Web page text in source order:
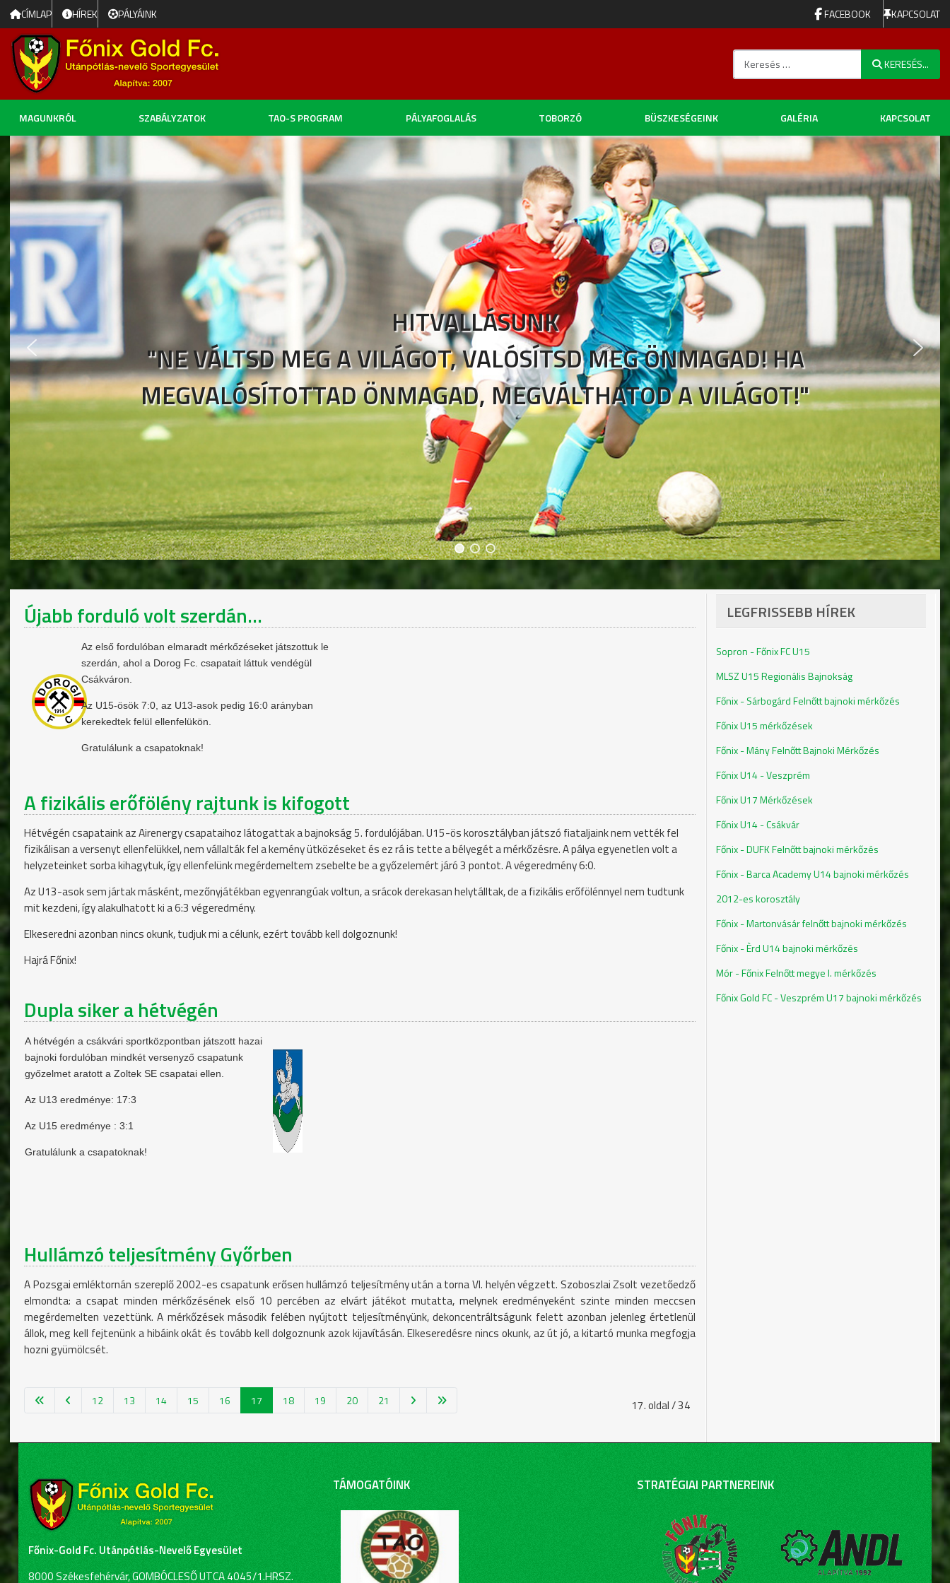
CÍMLAP HÍREK PÁLYÁINK FACEBOOK KAPCSOLAT
Keresés...
KERESÉS...
MAGUNKRÓL SZABÁLYZATOK TAO-S PROGRAM PÁLYAFOGLALÁS TOBORZÓ BÜSZKESÉGEINK GALÉRIA KAPCSOLAT
HITVALLÁSUNK
"NE VÁLTSD MEG A VILÁGOT, VALÓSÍTSD MEG ÖNMAGAD! HA
MEGVALÓSÍTOTTAD ÖNMAGAD, MEGVÁLTHATOD A VILÁGOT!"
Újabb forduló volt szerdán...
Az első fordulóban elmaradt mérkőzéseket játszottuk le
szerdán, ahol a Dorog Fc. csapatait láttuk vendégül
Csákváron.
Az U15-ösök 7:0, az U13-asok pedig 16:0 arányban
kerekedtek felül ellenfelükön.
Gratulálunk a csapatoknak!
A fizikális erőfölény rajtunk is kifogott
Hétvégén csapataink az Airenergy csapataihoz látogattak a bajnokság 5. fordulójában. U15-ös korosztályban játszó fiataljaink nem vették fel
fizikálisan a versenyt ellenfelükkel, nem vállalták fel a kemény ütközéseket és ez rá is tette a bélyegét a mérkőzésre. A pálya egyenetlen volt a
helyzeteinket sorba kihagytuk, így ellenfelünk megérdemeltem zsebelte be a győzelemért járó 3 pontot. A végeredmény 6:0.
Az U13-asok sem jártak másként, mezőnyjátékban egyenrangúak voltun, a srácok derekasan helytálltak, de a fizikális erőfölénnyel nem tudtunk
mit kezdeni, így alakulhatott ki a 6:3 végeredmény.
Elkeseredni azonban nincs okunk, tudjuk mi a célunk, ezért tovább kell dolgoznunk!
Hajrá Főnix!
Dupla siker a hétvégén
A hétvégén a csákvári sportközpontban játszott hazai
bajnoki fordulóban mindkét versenyző csapatunk
győzelmet aratott a Zoltek SE csapatai ellen.
Az U13 eredménye: 17:3
Az U15 eredménye : 3:1
Gratulálunk a csapatoknak!
Hullámzó teljesítmény Győrben
A Pozsgai emléktornán szereplő 2002-es csapatunk erősen hullámzó teljesítmény után a torna VI. helyén végzett. Szoboszlai Zsolt vezetőedző
elmondta: a csapat minden mérkőzésének első 10 percében az elvárt játékot mutatta, melynek eredményeként szinte minden meccsen
megérdemelten vezettünk. A mérkőzések második felében nyújtott teljesítményünk, dekoncentráltságunk felett azonban jelenleg értetlenül
állok, meg kell fejtenünk a hibáink okát és tovább kell dolgoznunk azok kijavításán. Elkeseredésre nincs okunk, az út jó, a kitartó munka megfogja
hozni gyümölcsét.
17. oldal / 34
12 13 14 15 16 17 18 19 20 21
LEGFRISSEBB HÍREK
Sopron - Főnix FC U15
MLSZ U15 Regionális Bajnokság
Főnix - Sárbogárd Felnőtt bajnoki mérkőzés
Főnix U15 mérkőzések
Főnix - Mány Felnőtt Bajnoki Mérkőzés
Főnix U14 - Veszprém
Főnix U17 Mérkőzések
Főnix U14 - Csákvár
Főnix - DUFK Felnőtt bajnoki mérkőzés
Főnix - Barca Academy U14 bajnoki mérkőzés
2012-es korosztály
Főnix - Martonvásár felnőtt bajnoki mérkőzés
Főnix - Èrd U14 bajnoki mérkőzés
Mór - Főnix Felnőtt megye I. mérkőzés
Főnix Gold FC - Veszprém U17 bajnoki mérkőzés
Főnix-Gold Fc. Utánpótlás-Nevelő Egyesület
8000 Székesfehérvár, GOMBÓCLESŐ UTCA 4045/1.HRSZ.
TÁMOGATÓINK STRATÉGIAI PARTNEREINK